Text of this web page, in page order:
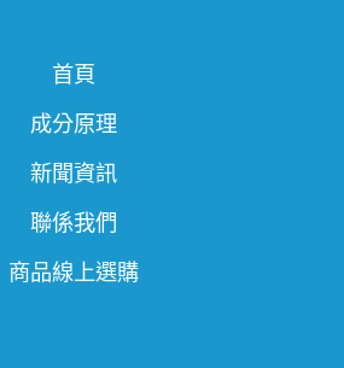
首頁
成分原理
新聞資訊
聯係我們
商品線上選購